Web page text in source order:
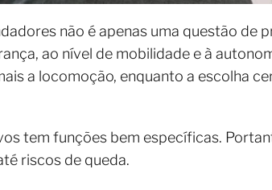
não é apenas uma questão de
ao nível de mobilidade e à
a locomoção, enquanto a escolha
tem funções bem específicas.
riscos de queda.